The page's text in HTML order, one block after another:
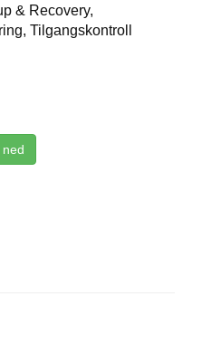
& Recovery,
Tilgangskontroll
ned